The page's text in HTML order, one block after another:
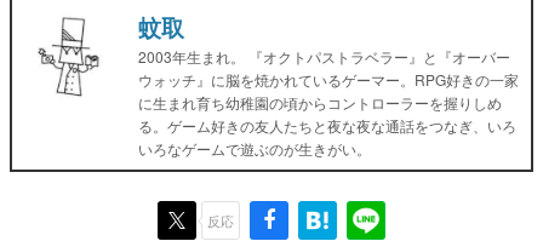
蚊取
2003年生まれ。 『オクトパストラベラー』と『オーバー
ウォッチ』に脳を焼かれているゲーマー。RPG好きの一家
に生まれ育ち幼稚園の頃からコントローラーを握りしめ
る。ゲーム好きの友人たちと夜な夜な通話をつなぎ、いろ
いろなゲームで遊ぶのが生きがい。
反応